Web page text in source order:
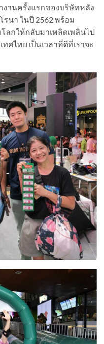
งานครั้งแรกของบริษัทหลัง
นา ในปี 2562 พร้อม
ลกให้กลับมาเพลิดเพลินไป
ศไทย เป็นเวลาที่ดีที่เราจะ